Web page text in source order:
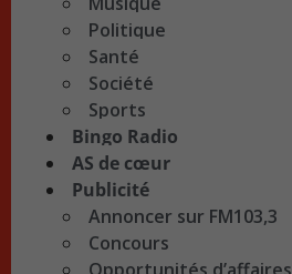
Politique
Santé
Société
Sports
Bingo Radio
AS de cœur
Publicité
Annoncer sur FM103,3
Concours